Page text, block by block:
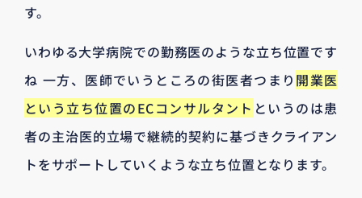
す。
いわゆる大学病院での勤務医のような立ち位置です
ね 一方、医師でいうところの街医者つまり 開業医
という立ち位置のECコンサルタント というのは患
者の主治医的立場で継続的契約に基づきクライアン
トをサポートしていくような立ち位置となります。